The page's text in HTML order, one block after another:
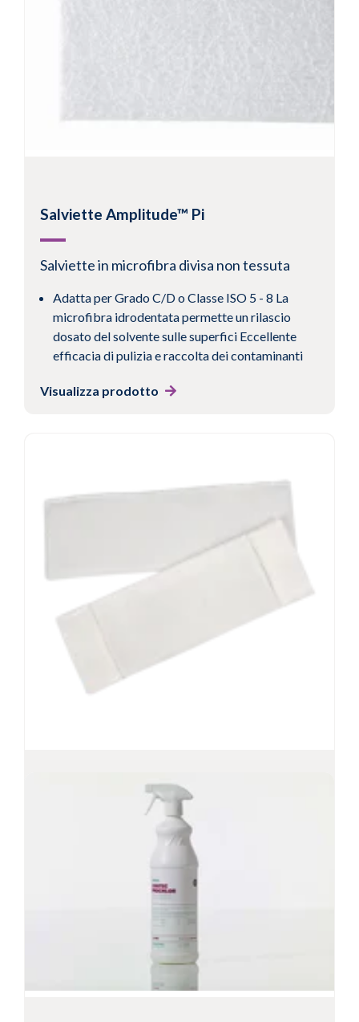
strato sono altamente assorbenti e con bassi
Salviette Amplitude™ Pi
Salviette in microfibra divisa non tessuta
Adatta per Grado C/D o Classe ISO 5 - 8 La
microfibra idrodentata permette un rilascio
dosato del solvente sulle superfici Eccellente
efficacia di pulizia e raccolta dei contaminanti
Visualizza prodotto
QuickTask ReFIBE Mop
100% recycled 2-ply polyester around a
recycled polyester core
Made from recycled plastic bottles diverting
Knitted 100% polyester fabric for extremely
low levels of particles and fibres
Available validated sterile